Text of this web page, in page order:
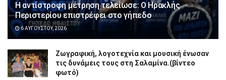
Η αντίστροφη μέτρηση τελείωσε: Ο Ηρακλής
Περιστερίου επιστρέφει στο γήπεδο
6 ΑΥΓΟΎΣΤΟΥ, 2026
Ζωγραφική, λογοτεχνία και μουσική ένωσαν
τις δυνάμεις τους στη Σαλαμίνα.(βίντεο
φωτό)